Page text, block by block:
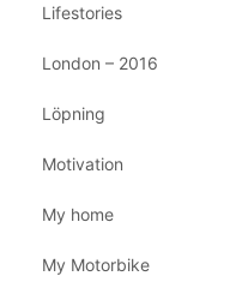
Lifestories
London – 2016
Löpning
Motivation
My home
My Motorbike